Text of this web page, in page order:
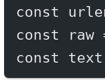
const
const
raw
const
text